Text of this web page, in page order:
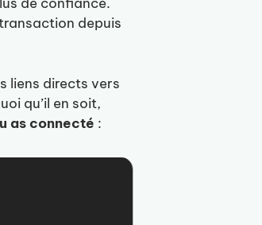
de confiance.
depuis
liens directs vers
qu’il en soit,
as connecté :